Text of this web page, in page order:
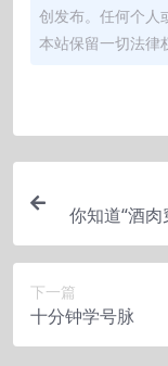
创发布。任何个人
本站保留一切法律
你知道“酒
下一篇
十分钟学号脉